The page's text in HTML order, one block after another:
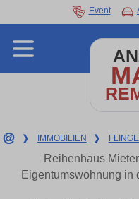
Event
❯ IMMOBILIEN ❯
Reihenhaus
Eigentumswohnung in